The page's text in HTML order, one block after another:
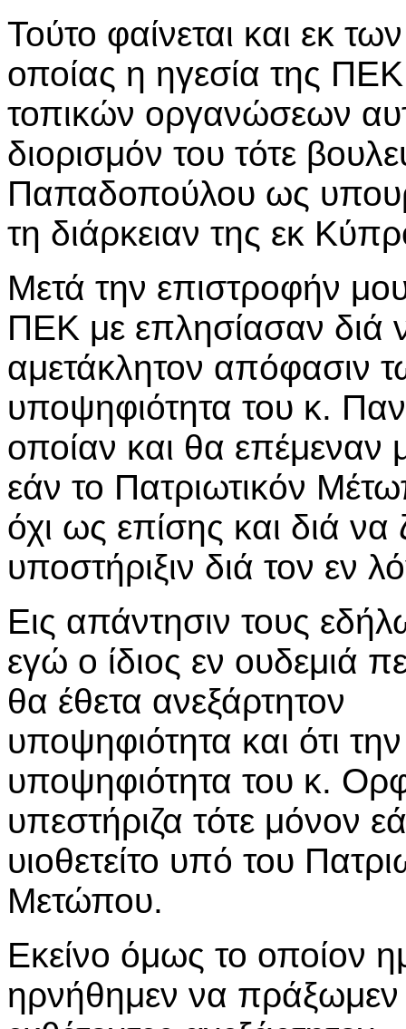
Τούτο φαίνεται και εκ
οποίας η ηγεσία της
τοπικών οργανώσεων
διορισμόν του τότε
Παπαδοπούλου ως
τη διάρκειαν της εκ
Μετά την επιστροφήν
ΠΕΚ με επλησίασαν διά
αμετάκλητον απόφασιν
υποψηφιότητα του κ.
οποίαν και θα επέμεναν
εάν το Πατριωτικόν
όχι ως επίσης και διά να
υποστήριξιν διά τον εν
Εις απάντησιν τους
εγώ ο ίδιος εν ουδεμιά
θα έθετα ανεξάρτητον
υποψηφιότητα και ότι την
υποψηφιότητα του κ.
υπεστήριζα τότε μόνον
υιοθετείτο υπό του
Μετώπου.
Εκείνο όμως το οποίον
ηρνήθημεν να πράξωμεν